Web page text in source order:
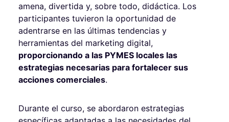
amena, divertida y, sobre todo, didáctica. Los
participantes tuvieron la oportunidad de
adentrarse en las últimas tendencias y
herramientas del marketing digital,
proporcionando a las PYMES locales las
estrategias necesarias para fortalecer sus
acciones comerciales.
Durante el curso, se abordaron estrategias